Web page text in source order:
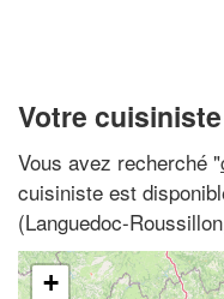
Votre
Vous avez recherché "
cuisiniste est
(Languedoc-
+